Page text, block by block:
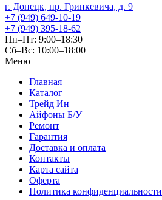
г. Донецк, пр. Гринкевича, д. 9
+7 (949) 649-10-19
+7 (949) 395-18-62
Пн–Пт: 9:00–18:30
Сб–Вс: 10:00–18:00
Меню
Главная
Каталог
Трейд Ин
Айфоны Б/У
Ремонт
Гарантия
Доставка и оплата
Контакты
Карта сайта
Оферта
Политика конфиденциальности